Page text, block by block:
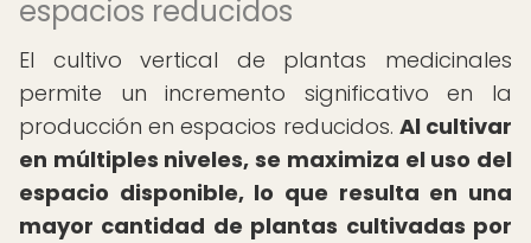
espacios reducidos
El cultivo vertical de plantas medicinales
permite un incremento significativo en la
producción en espacios reducidos. Al cultivar
en múltiples niveles, se maximiza el uso del
espacio disponible, lo que resulta en una
mayor cantidad de plantas cultivadas por